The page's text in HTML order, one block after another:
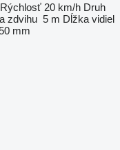
Rýchlosť 20 km/h Druh
zdvihu 5 m Dĺžka vidiel
mm